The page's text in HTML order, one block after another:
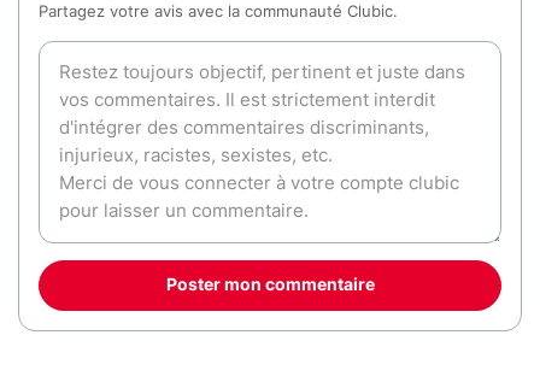
Partagez votre avis avec la communauté Clubic.
Poster mon commentaire